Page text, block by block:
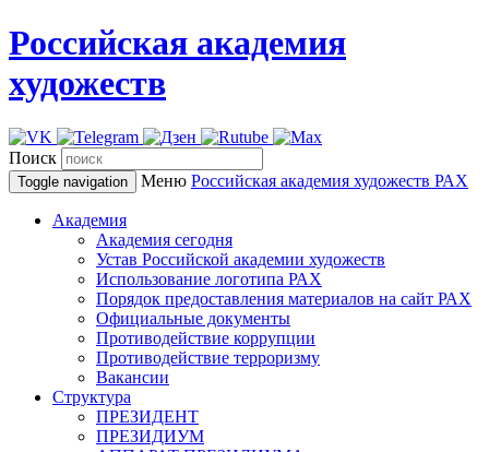
Российская академия
художеств
Поиск
Toggle navigation Меню Российская академия художеств РАХ
Академия
Академия сегодня
Устав Российской академии художеств
Использование логотипа РАХ
Порядок предоставления материалов на сайт РАХ
Официальные документы
Противодействие коррупции
Противодействие терроризму
Вакансии
Структура
ПРЕЗИДЕНТ
ПРЕЗИДИУМ